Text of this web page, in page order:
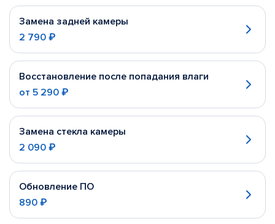
Замена задней камеры
2 790 ₽
Восстановление после попадания влаги
от 5 290 ₽
Замена стекла камеры
2 090 ₽
Обновление ПО
890 ₽